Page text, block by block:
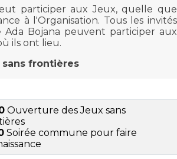
participer aux Jeux, quelle que
à l'Organisation. Tous les invités
Bojana peuvent participer aux
ils ont lieu.
sans frontières
Ouverture des Jeux sans
Soirée commune pour faire